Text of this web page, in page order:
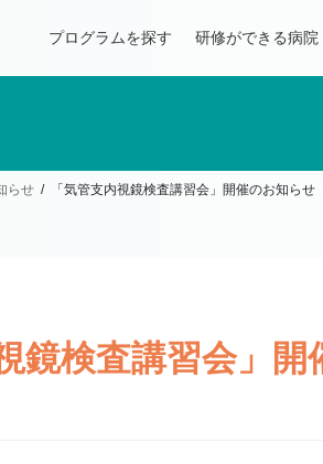
プログラムを探す 研修ができる病院
らせ 「気管支内視鏡検査講習会」開催のお知らせ
鏡検査講習会」